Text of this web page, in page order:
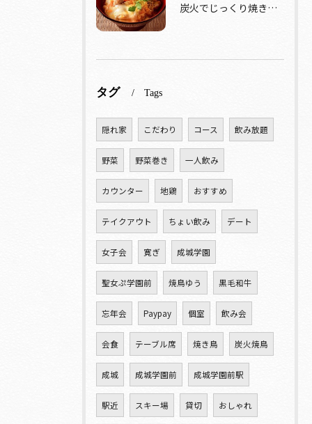
炭火でじっくり焼き上げた鶏肉。
タグ Tags
隠れ家 こだわり コース 飲み放題
野菜 野菜巻き 一人飲み
カウンター 地鶏 おすすめ
テイクアウト ちょい飲み デート
女子会 寛ぎ 成城学園
聖女ぷ学園前 焼鳥ゆう 黒毛和牛
忘年会 Paypay 個室 飲み会
会食 テーブル席 焼き鳥 炭火焼鳥
成城 成城学園前 成城学園前駅
駅近 スキー場 貸切 おしゃれ